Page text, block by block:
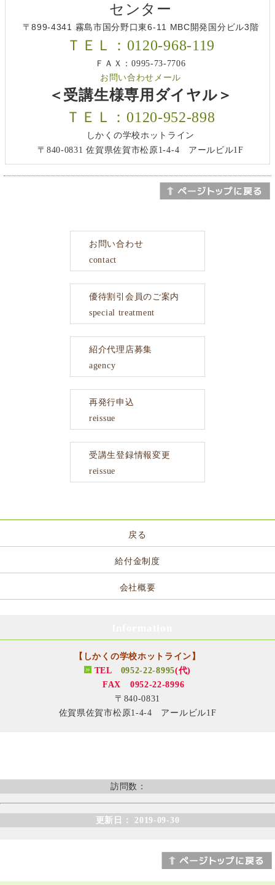
センター
〒899-4341 霧島市国分野口東6-11 MBC開発国分ビル3階
ＴＥＬ：0120-968-119
ＦＡＸ：0995-73-7706
お問い合わせメール
＜受講生様専用ダイヤル＞
ＴＥＬ：0120-952-898
しかくの学校ホットライン
〒840-0831 佐賀県佐賀市松原1-4-4 アールビル1F
お問い合わせ
contact
優待割引会員のご案内
special treatment
紹介代理店募集
agency
再発行申込
reissue
受講生登録情報変更
reissue
戻る
給付金制度
会社概要
【しかくの学校ホットライン】
TEL 0952-22-8995(代)
FAX 0952-22-8996
〒840-0831
佐賀県佐賀市松原1-4-4 アールビル1F
訪問数：
更新日： 2019-09-30